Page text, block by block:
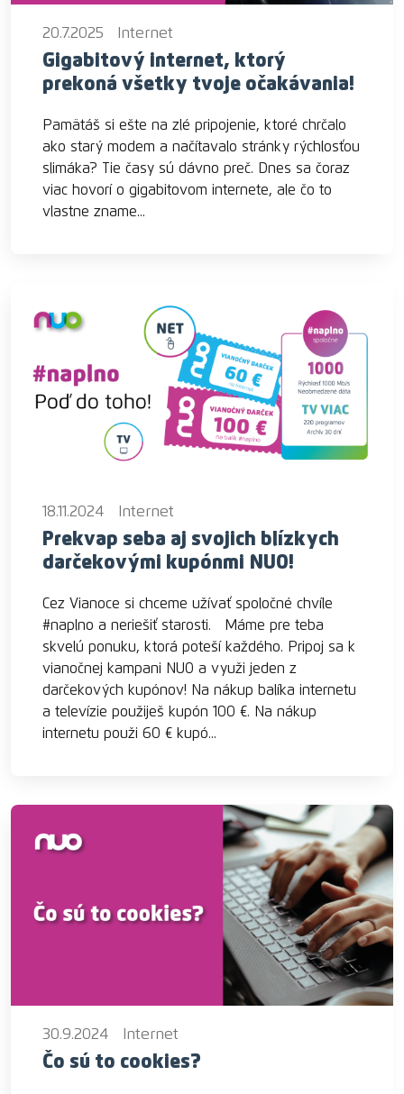
20.7.2025 Internet
Gigabitový internet, ktorý
prekoná všetky tvoje očakávania!
Pamätáš si ešte na zlé pripojenie, ktoré chrčalo
ako starý modem a načítavalo stránky rýchlosťou
slimáka? Tie časy sú dávno preč. Dnes sa čoraz
viac hovorí o gigabitovom internete, ale čo to
vlastne zname...
18.11.2024 Internet
Prekvap seba aj svojich blízkych
darčekovými kupónmi NUO!
Cez Vianoce si chceme užívať spoločné chvíle
#naplno a neriešiť starosti. Máme pre teba
skvelú ponuku, ktorá poteší každého. Pripoj sa k
vianočnej kampani NUO a využi jeden z
darčekových kupónov! Na nákup balíka internetu
a televízie použiješ kupón 100 €. Na nákup
internetu použi 60 € kupó...
30.9.2024 Internet
Čo sú to cookies?